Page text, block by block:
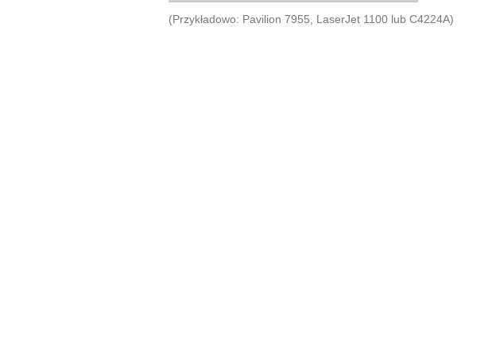
(Przykładowo: Pavilion 7955, LaserJet 1100 lub C4224A)